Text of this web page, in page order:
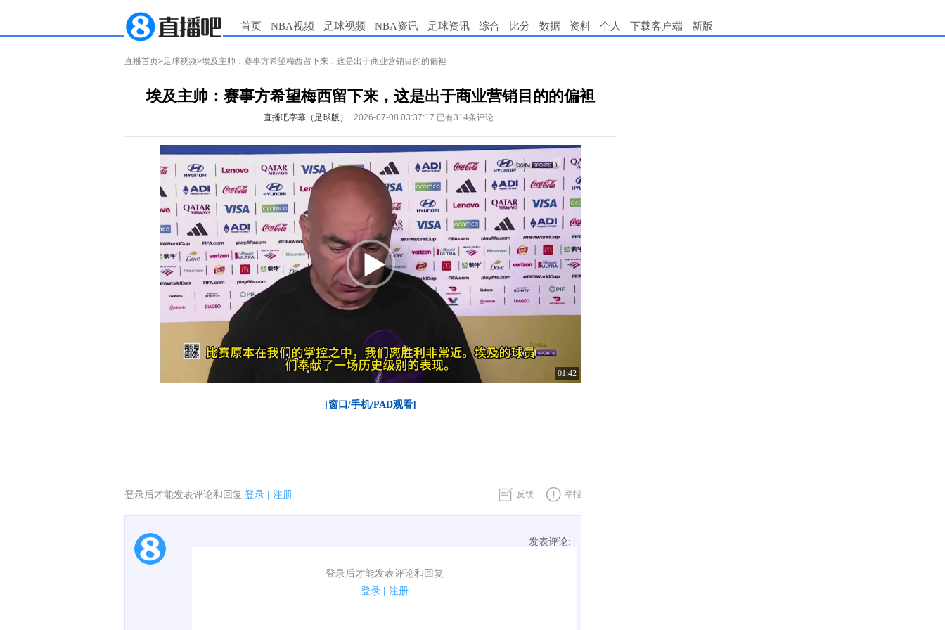
首页 NBA视频 足球视频 NBA资讯 足球资讯 综合 比分 数据 资料 个人 下载客户端 新版
直播首页>足球视频>埃及主帅：赛事方希望梅西留下来，这是出于商业营销目的的偏袒
埃及主帅：赛事方希望梅西留下来，这是出于商业营销目的的偏袒
直播吧字幕（足球版） 2026-07-08 03:37:17 已有314条评论
01:42
[窗口/手机/PAD观看]
登录后才能发表评论和回复 登录 | 注册 反馈 举报
发表评论:
登录后才能发表评论和回复
登录 | 注册
1.电脑端新用户可以发表评论了！